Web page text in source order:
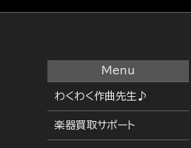
Menu
わくわく作曲先生♪
楽器買取サポート